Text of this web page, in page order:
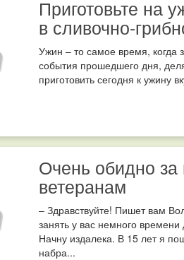
Приготовьте на
в сливочно-
Ужин – то самое время, когда
события прошедшего дня,
приготовить сегодня к ужину
Очень обидно за
ветеранам
– Здравствуйте! Пишет вам
занять у вас немного
Начну издалека. В 15 лет я
набра...